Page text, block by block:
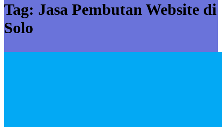
Tag: Jasa Pembutan Website di
Solo